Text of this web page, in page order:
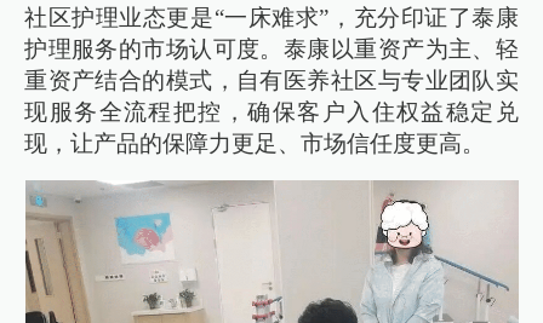
社区护理业态更是“一床难求”，充分印证了泰康
护理服务的市场认可度。泰康以重资产为主、轻
重资产结合的模式，自有医养社区与专业团队实
现服务全流程把控，确保客户入住权益稳定兑
现，让产品的保障力更足、市场信任度更高。